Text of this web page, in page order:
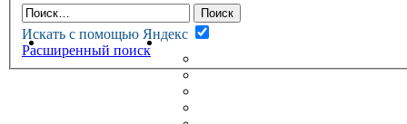
Искать с помощью Яндекс
Расширенный поиск
НОВАЯ ТЕОРИЯФОРУМ
НЕПРОЧИТАННЫЕ